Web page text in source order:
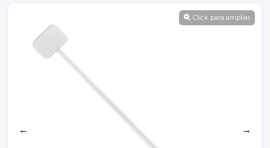
Click para ampliar
← →